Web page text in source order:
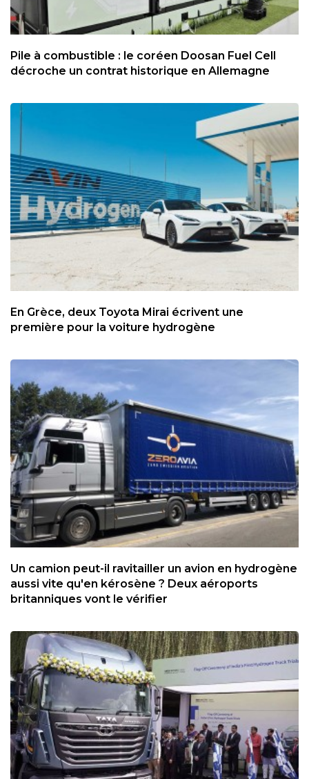
Pile à combustible : le coréen Doosan Fuel Cell
décroche un contrat historique en Allemagne
En Grèce, deux Toyota Mirai écrivent une
première pour la voiture hydrogène
Un camion peut-il ravitailler un avion en hydrogène
aussi vite qu'en kérosène ? Deux aéroports
britanniques vont le vérifier